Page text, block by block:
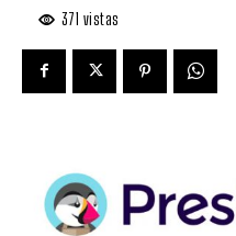
371 vistas